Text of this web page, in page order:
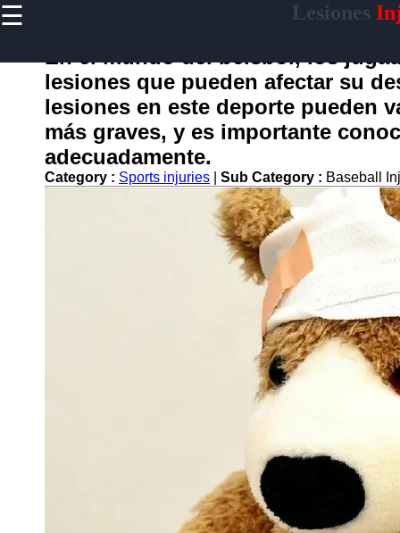
☰ Lesiones
Home
lesiones
Socials
En el mundo del béisbol, los
lesiones que pueden afectar su
lesiones en este deporte pueden
más graves, y es importante
adecuadamente.
Category : Sports injuries Sub Category : Baseball